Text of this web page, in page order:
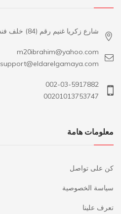
شارع زكريا غنيم رقم (84) خلف فندق مكة – الابراهيمية
m20ibrahim@yahoo.com
support@eldarelgamaya.com
002-03-5917882
00201013753747
معلومات هامة
كن على تواصل
سياسة الخصوصية
تعرف علينا